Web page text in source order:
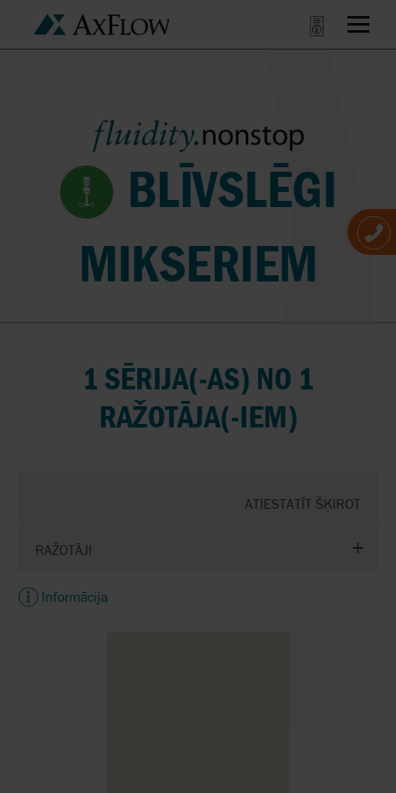
BLĪVSLĒGI
MIKSERIEM
1 SĒRIJA(-AS) NO 1
RAŽOTĀJA(-IEM)
ATIESTATĪT ŠĶIROT
RAŽOTĀJI
Informācija